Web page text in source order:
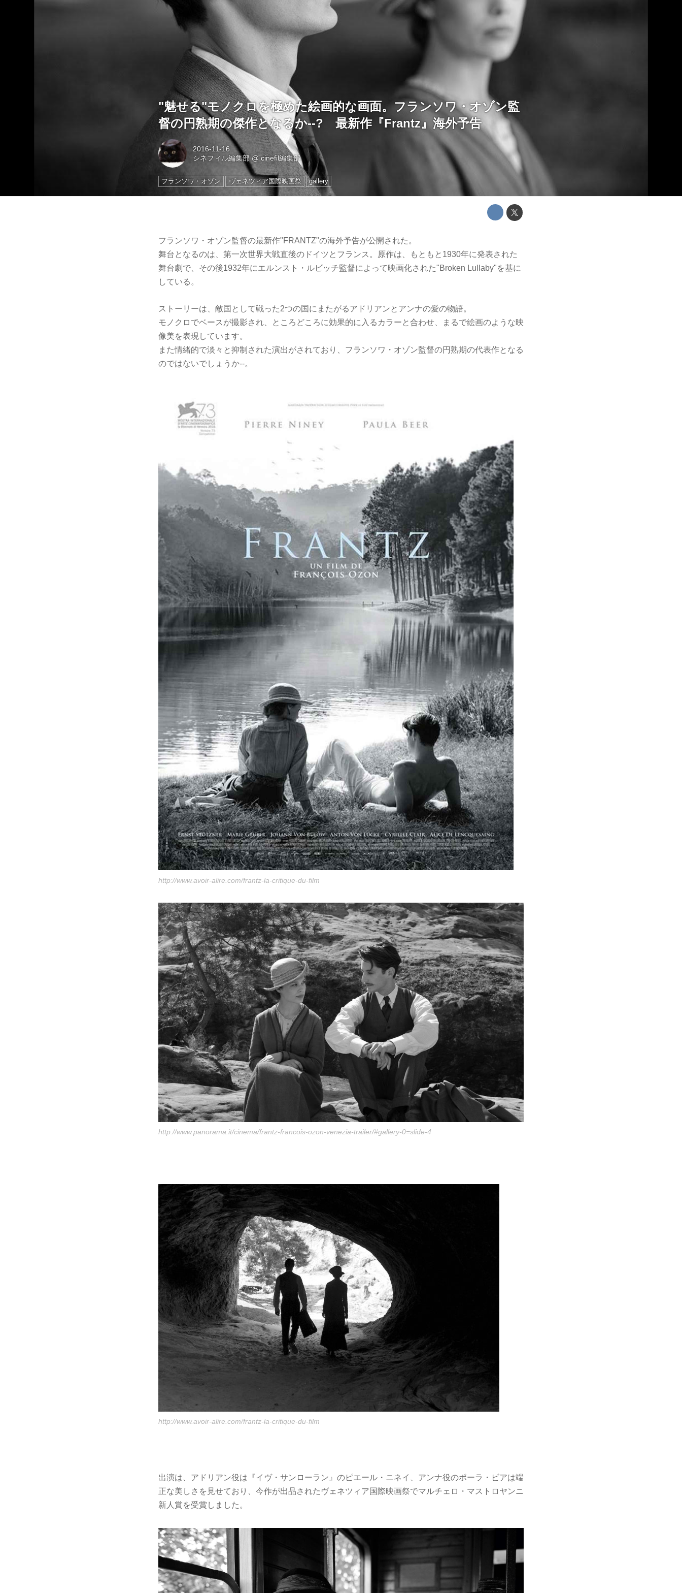
"魅せる"モノクロを極めた絵画的な画面。フランソワ・オゾン監
督の円熟期の傑作となるか--? 最新作『Frantz』海外予告
2016-11-16
シネフィル編集部 @cinefil編集部
フランソワ・オゾン ヴェネツィア国際映画祭 gallery
フランソワ・オゾン監督の最新作"FRANTZ"の海外予告が公開された。
舞台となるのは、第一次世界大戦直後のドイツとフランス。原作は、もともと1930年に発表された
舞台劇で、その後1932年にエルンスト・ルビッチ監督によって映画化された"Broken Lullaby"を基に
している。
ストーリーは、敵国として戦った2つの国にまたがるアドリアンとアンナの愛の物語。
モノクロでベースが撮影され、ところどころに効果的に入るカラーと合わせ、まるで絵画のような映
像美を表現しています。
また情緒的で淡々と抑制された演出がされており、フランソワ・オゾン監督の円熟期の代表作となる
のではないでしょうか--。
http://www.avoir-alire.com/frantz-la-critique-du-film
http://www.panorama.it/cinema/frantz-francois-ozon-venezia-trailer/#gallery-0=slide-4
http://www.avoir-alire.com/frantz-la-critique-du-film
出演は、アドリアン役は『イヴ・サンローラン』のピエール・ニネイ、アンナ役のポーラ・ビアは端
正な美しさを見せており、今作が出品されたヴェネツィア国際映画祭でマルチェロ・マストロヤンニ
新人賞を受賞しました。